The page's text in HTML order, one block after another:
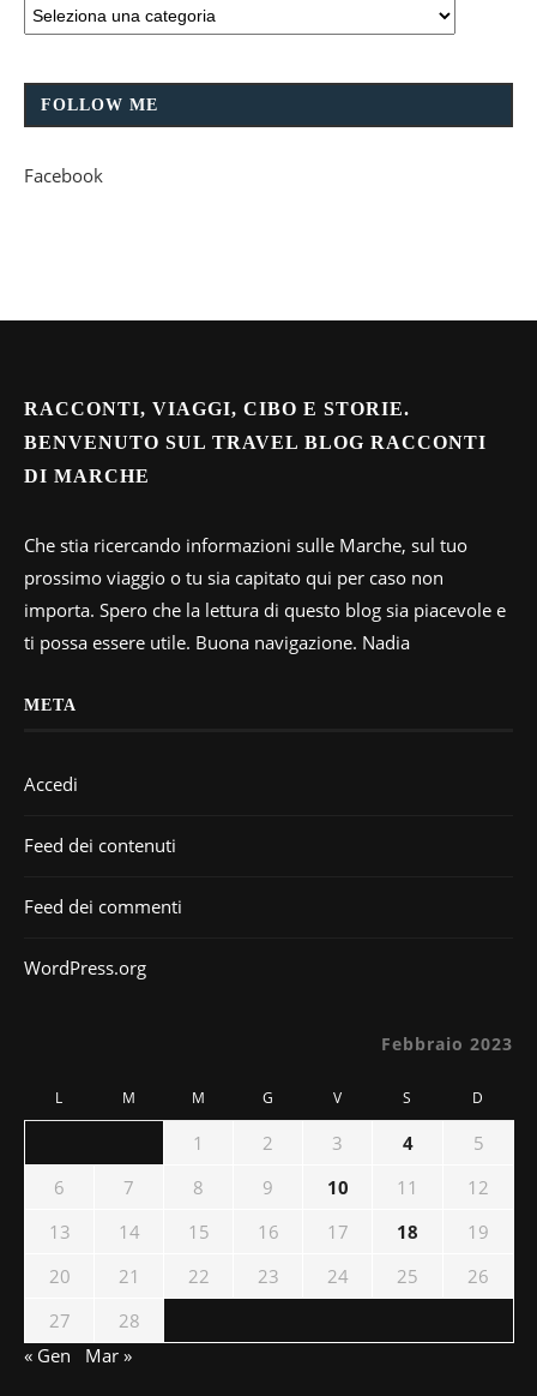
FOLLOW ME
Facebook
RACCONTI, VIAGGI, CIBO E STORIE.
BENVENUTO SUL TRAVEL BLOG RACCONTI
DI MARCHE
Che stia ricercando informazioni sulle Marche, sul tuo
prossimo viaggio o tu sia capitato qui per caso non
importa. Spero che la lettura di questo blog sia piacevole e
ti possa essere utile. Buona navigazione. Nadia
META
Accedi
Feed dei contenuti
Feed dei commenti
WordPress.org
Febbraio 2023
L M M G V S D
1 2 3 4
5
6
7 8 9 10 11
12
13
14 15 16 17 18
19
20
21 22 23 24 25
26
27
28
« Gen
Mar »